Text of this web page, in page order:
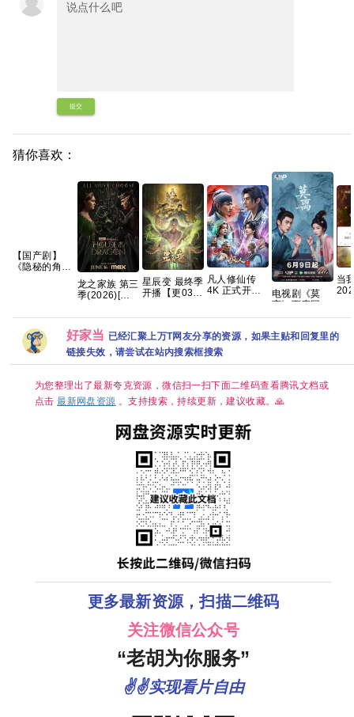
提交
猜你喜欢：
【国产剧】
《隐秘的角落
龙之家族 第三
季(2026)[更
[4K.DV.HDR]
[高码率][内封
简繁英][附1-2
季][8GB集]
星辰变 最终季
开播【更03
字】
凡人修仙传
4K 正式开播
电视剧《莫
离》百度网盘
1080P高清免
当
更
好家当 已经汇聚上万T网友分享的资源，如果主贴和回复里的
链接失效，请尝试在站内搜索框搜索
为您整理出了最新夸克资源，微信扫一扫下面二维码查看腾讯文档或
点击最新网盘资源 。支持搜索，持续更新，建议收藏。🙏
更多最新资源，扫描二维码
关注微信公众号
“老胡为你服务”
✌✌实现看片自由